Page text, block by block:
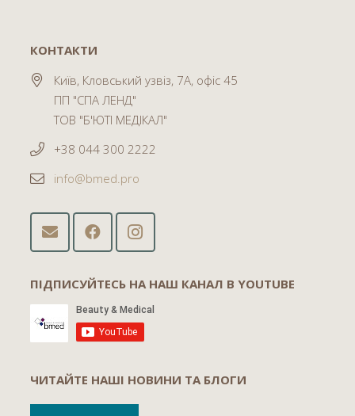
КОНТАКТИ
Київ, Кловський узвіз, 7А, офіс 45
ПП "СПА ЛЕНД"
ТОВ "Б'ЮТІ МЕДІКАЛ"
+38 044 300 2222
info@bmed.pro
ПІДПИСУЙТЕСЬ НА НАШ КАНАЛ В YOUTUBE
ЧИТАЙТЕ НАШІ НОВИНИ ТА БЛОГИ